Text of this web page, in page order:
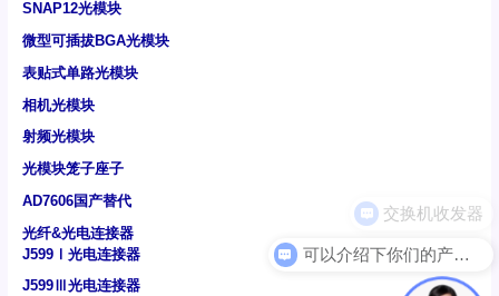
SNAP12光模块
微型可插拔BGA光模块
表贴式单路光模块
相机光模块
射频光模块
光模块笼子座子
AD7606国产替代
光纤&光电连接器
J599Ⅰ光电连接器
J599Ⅲ光电连接器
可以介绍下你们的产品么